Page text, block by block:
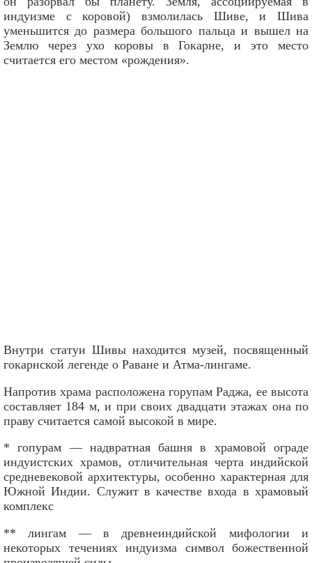
индуизме с коровой) взмолилась Шиве, и Шива
уменьшится до размера большого пальца и вышел на
Землю через ухо коровы в Гокарне, и это место
считается его местом «рождения».
Внутри статуи Шивы находится музей, посвященный
гокарнской легенде о Раване и Атма-лингаме.
Напротив храма расположена горупам Раджа, ее высота
составляет 184 м, и при своих двадцати этажах она по
праву считается самой высокой в мире.
* гопурам — надвратная башня в храмовой ограде
индуистских храмов, отличительная черта индийской
средневековой архитектуры, особенно характерная для
Южной Индии. Служит в качестве входа в храмовый
комплекс
** лингам — в древнеиндийской мифологии и
некоторых течениях индуизма символ божественной